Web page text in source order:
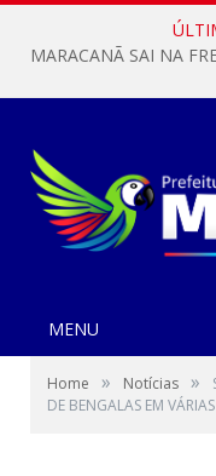
MENU
Home » Notícias »
DE BENGALAS EM